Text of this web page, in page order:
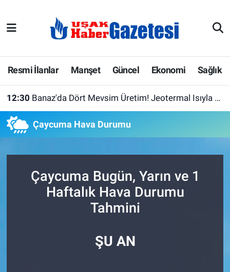
Resmi İlanlar Manşet Güncel Ekonomi Sağlık
12:30 Banaz'da Dört Mevsim Üretim! Jeotermal Isıyla Yılda 12 Ay Sebze ve Meyve Yetiştiriliyor
Çaycuma Hava Durumu
Çaycuma Bugün, Yarın ve 1
Haftalık Hava Durumu
Tahmini
ŞU AN
E-Gazete
Ekonomi
İlanlar
Köşe Yazarları
Uşak Hava Durumu
Uşak Trafik Yoğunluk Haritası
Süper Lig Puan Durumu ve Fikstür
Haber Arşivi